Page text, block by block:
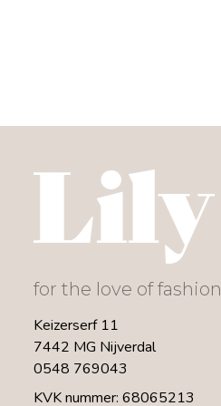
for the love of fashion
Keizerserf 11
7442 MG Nijverdal
0548 769043
KVK nummer: 68065213